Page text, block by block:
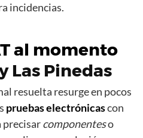
incidencias.
al momento
Las Pinedas
resuelta resurge en pocos
pruebas electrónicascon
precisarcomponenteso